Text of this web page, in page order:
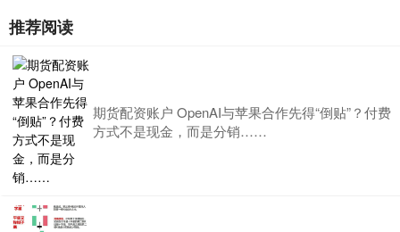
推荐阅读
期货配资账户 OpenAI与苹果合作先得“倒贴”？付费
方式不是现金，而是分销……